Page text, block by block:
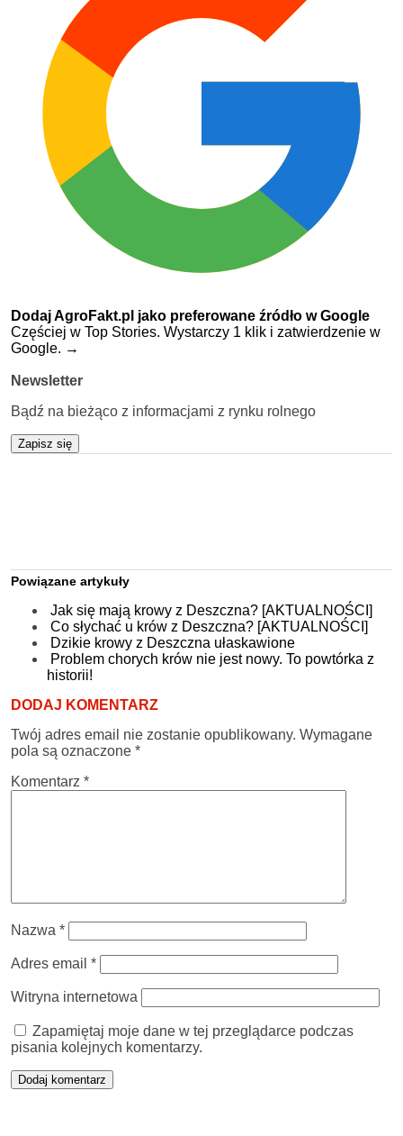
Dodaj AgroFakt.pl jako preferowane źródło w Google
Częściej w Top Stories. Wystarczy 1 klik i zatwierdzenie w
Google. →
Newsletter
Bądź na bieżąco z informacjami z rynku rolnego
Zapisz się
Powiązane artykuły
Jak się mają krowy z Deszczna? [AKTUALNOŚCI]
Co słychać u krów z Deszczna? [AKTUALNOŚCI]
Dzikie krowy z Deszczna ułaskawione
Problem chorych krów nie jest nowy. To powtórka z
historii!
DODAJ KOMENTARZ
Twój adres email nie zostanie opublikowany. Wymagane
pola są oznaczone *
Komentarz *
Nazwa *
Adres email *
Witryna internetowa
Zapamiętaj moje dane w tej przeglądarce podczas
pisania kolejnych komentarzy.